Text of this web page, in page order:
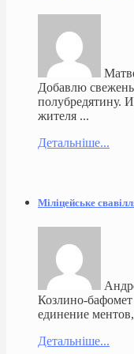
Добавлю
полубредятину.
жителя ...
Детальніше...
Міліцейське
Козлино-бафомет
единение
Детальніше...